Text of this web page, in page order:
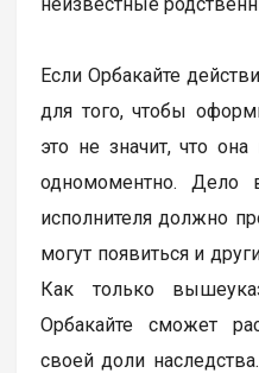
Если Орбакайте
для того, чтобы
это не значит, что
одномоментно. Дело
исполнителя должно
могут появиться и
Как только
Орбакайте сможет
своей доли